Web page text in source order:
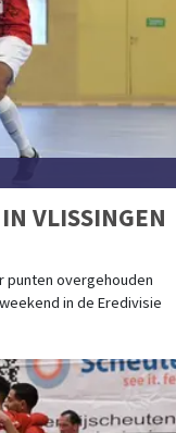
VLISSINGEN
punten overgehouden
in de Eredivisie